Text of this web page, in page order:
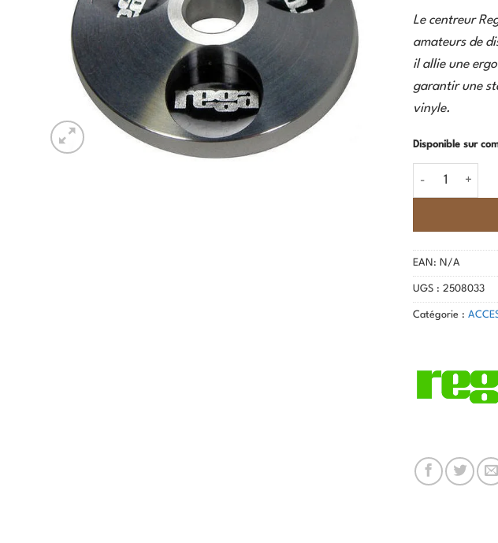
Le centreur
amateurs de
il allie une
garantir une
vinyle.
Disponible sur
quantité de
EAN: N/A
UGS : 2508033
Catégorie :